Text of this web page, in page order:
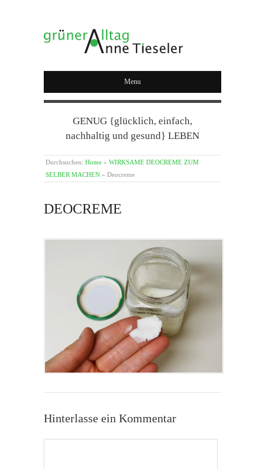
GRÜNER ALLTAG
Menu
GENUG {glücklich, einfach,
nachhaltig und gesund} LEBEN
Durchsuchen: Home » WIRKSAME DEOCREME ZUM
SELBER MACHEN » Deocreme
DEOCREME
Hinterlasse ein Kommentar